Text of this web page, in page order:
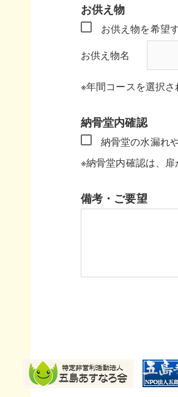
お供え物
お供え物を希望
お供え物名
※年間コースを選択さ
納骨堂内確認
納骨堂の水漏れ
※納骨堂内確認は、扉
備考・ご要望